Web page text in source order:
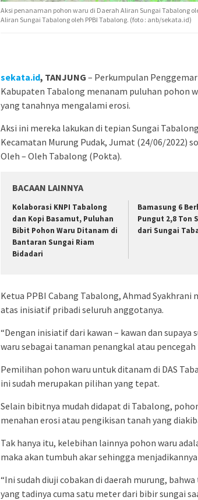
Aksi penanaman pohon waru di Daerah Aliran Sungai Tabalong
Aliran Sungai Tabalong oleh PPBI Tabalong. (foto : anb/sekata.id)
sekata.id, TANJUNG – Perkumpulan
Kabupaten Tabalong menanam puluhan pohon
yang tanahnya mengalami erosi.
Aksi ini mereka lakukan di tepian Sungai
Kecamatan Murung Pudak, Jumat (24/06/2022)
Oleh – Oleh Tabalong (Pokta).
BACAAN LAINNYA
Kolaborasi KNPI Tabalong
dan Kopi Basamut, Puluhan
Bibit Pohon Waru Ditanam di
Bantaran Sungai Riam
Bidadari
Bamasung 6
Pungut 2,8 Ton
dari Sungai
Ketua PPBI Cabang Tabalong, Ahmad
atas inisiatif pribadi seluruh anggotanya.
“Dengan inisiatif dari kawan – kawan dan
waru sebagai tanaman penangkal atau pencegah
Pemilihan pohon waru untuk ditanam di DAS
ini sudah merupakan pilihan yang tepat.
Selain bibitnya mudah didapat di Tabalong,
menahan erosi atau pengikisan tanah yang
Tak hanya itu, kelebihan lainnya pohon waru
maka akan tumbuh akar sehingga
“Ini sudah diuji cobakan di daerah murung,
yang tadinya cuma satu meter dari bibir sungai